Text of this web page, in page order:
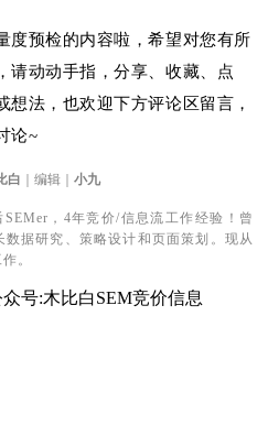
度预检的内容啦，希望对您有所
请动动手指，分享、收藏、点
法，也欢迎下方评论区留言，
论~
白 ｜编辑｜ 小九
SEMer，4年竞价/信息流工作经验！曾
据研究、策略设计和页面策划。现从
。
号:木比白SEM竞价信息